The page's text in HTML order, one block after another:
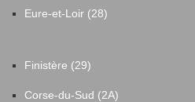
Eure-et-Loir (28)
Finistère (29)
Corse-du-Sud (2A)